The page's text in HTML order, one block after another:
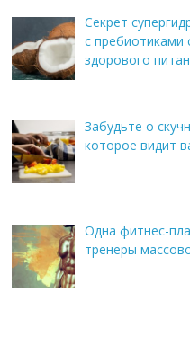
Секрет
с пребиотиками
здорового
Забудьте о
которое видит
Одна фитнес-
тренеры